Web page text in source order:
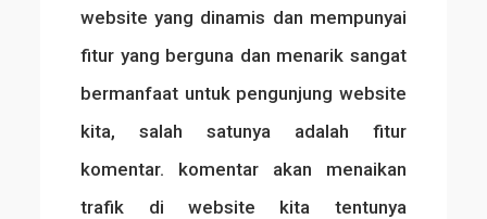
website yang dinamis dan mempunyai
fitur yang berguna dan menarik sangat
bermanfaat untuk pengunjung website
kita, salah satunya adalah fitur
komentar. komentar akan menaikan
trafik di website kita tentunya